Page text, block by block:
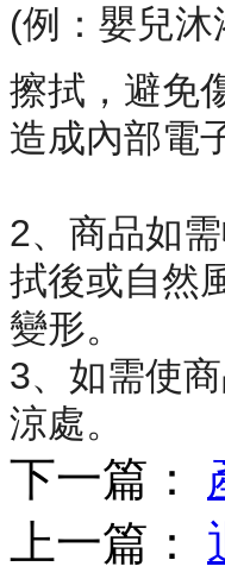
(例：嬰兒沐
擦拭， 避免
造成內部電
2、商品如
拭後或自然
變形。
3、如需使
涼處。
下一篇：
上一篇：